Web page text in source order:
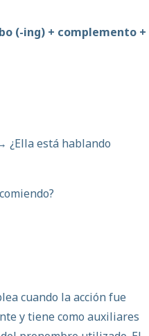
(-ing) + complemento +
¿Ella está hablando
cuando la acción fue
y tiene como auxiliares